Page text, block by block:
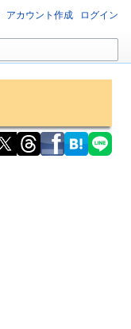
アカウント作成 ログイン